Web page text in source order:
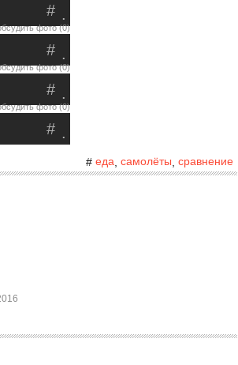
.
#
фото (0)
.
#
фото (0)
.
#
фото (0)
.
#
# еда самолёты сравнение